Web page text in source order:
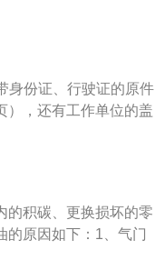
身份证、行驶证的原件
），还有工作单位的盖
柜台填写相关申请表
及车主身份相关信
车牌号码。填写完相
将通过收件地址向车主
子标签，与在收费站
联网技术与银行进行
的积碳、更换损坏的零
的原因如下：1、气门
使用年限增长，会出